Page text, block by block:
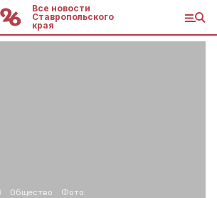
Все новости
Ставропольского
края
Общество Фото: